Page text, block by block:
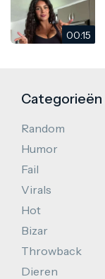
00:15
Categorieën
Random
Humor
Fail
Virals
Hot
Bizar
Throwback
Dieren